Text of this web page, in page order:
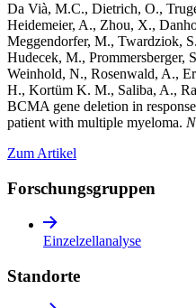
Da Vià, M.C., Dietrich, O.,
Heidemeier, A., Zhou, X.,
Meggendorfer, M., Twardziok,
Hudecek, M., Prommersberger,
Weinhold, N., Rosenwald, A.,
H., Kortüm K. M., Saliba, A.,
BCMA gene deletion in
patient with multiple myeloma.
Zum Artikel
Forschungs­gruppen
Einzelzellanalyse
Standorte